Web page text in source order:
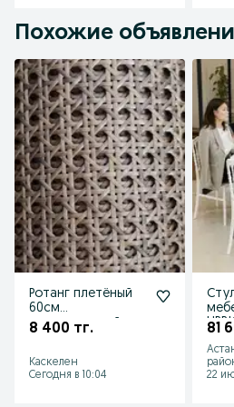
Похожие
Ротанг плетёный
60см
искусственный
8 400 тг.
Каскелен
Сегодня в 10:04
81
22